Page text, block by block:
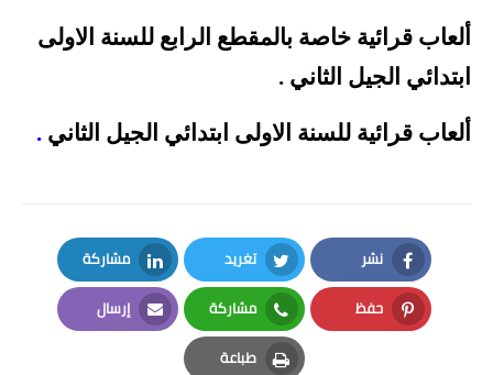
ألعاب قرائية خاصة بالمقطع الرابع للسنة الاولى
ابتدائي الجيل الثاني .
ألعاب قرائية للسنة الاولى ابتدائي الجيل الثاني .
نشر
Facebook
تغريد
Twitter
مشاركة
LinkedIn
حفظ
Pinterest
مشاركة
Whatsapp
إرسال
Email
طباعة